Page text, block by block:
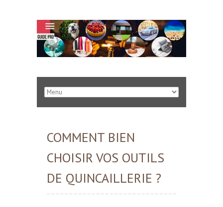
COMMENT BIEN
CHOISIR VOS OUTILS
DE QUINCAILLERIE ?